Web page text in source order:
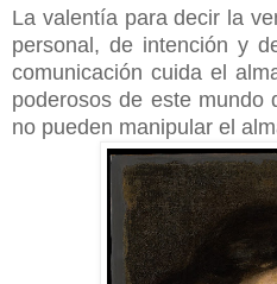
La valentía para decir la
personal, de intención y
comunicación cuida el
poderosos de este mundo
no pueden manipular el